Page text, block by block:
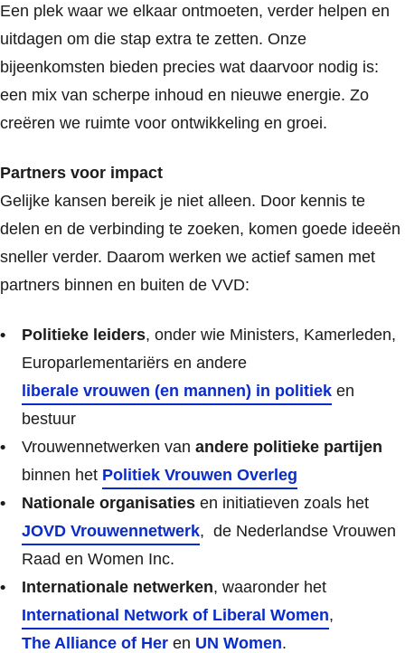
Een plek waar we elkaar ontmoeten, verder helpen en
uitdagen om die stap extra te zetten. Onze
bijeenkomsten bieden precies wat daarvoor nodig is:
een mix van scherpe inhoud en nieuwe energie. Zo
creëren we ruimte voor ontwikkeling en groei.
Partners voor impact
Gelijke kansen bereik je niet alleen. Door kennis te
delen en de verbinding te zoeken, komen goede ideeën
sneller verder. Daarom werken we actief samen met
partners binnen en buiten de VVD:
Politieke leiders, onder wie Ministers, Kamerleden,
Europarlementariërs en andere
liberale vrouwen (en mannen) in politiek en
bestuur
Vrouwennetwerken van andere politieke partijen
binnen het Politiek Vrouwen Overleg
Nationale organisaties en initiatieven zoals het
JOVD Vrouwennetwerk, de Nederlandse Vrouwen
Raad en Women Inc.
Internationale netwerken, waaronder het
International Network of Liberal Women,
The Alliance of Her en UN Women.